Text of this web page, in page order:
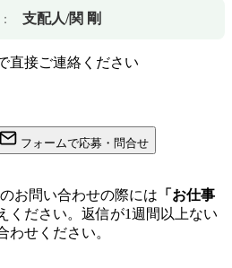
支配人/関 剛
直接ご連絡ください
フォームで応募・問合せ
お問い合わせの際には 「お仕事
ください。返信が1週間以上ない
わせください。